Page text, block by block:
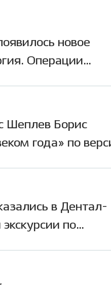
новое
Операции
врачи
аденоиды и
Шеплев Борис
года» по
учреждения
институт
научно-
в Дентал-
по
фишки и
сети Дентал-